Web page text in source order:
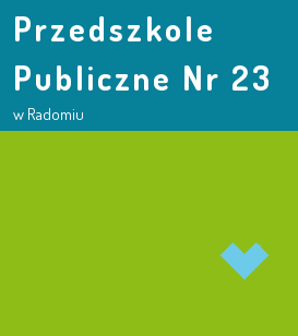
Przedszkole
Publiczne Nr 23
w Radomiu